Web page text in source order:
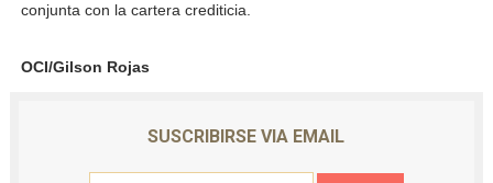
conjunta con la cartera crediticia.
OCI/Gilson Rojas
SUSCRIBIRSE VIA EMAIL